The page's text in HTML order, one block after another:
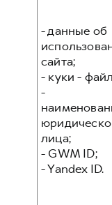
- данные об
сайта;
- куки -
-
лица;
- GWM ID;
- Yandex ID.